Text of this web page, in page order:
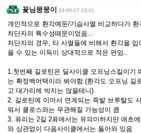
꽃님뭉뭉이 23-05-27 13:01
개인적으로 환각예둔/기습사멸 비교하다가 환
처단자의 특수성때문이었음...
처단자의 경우, 타 사멸들에 비해서 환각을
을 수 있는 이득이 상대적으로 적은 편임..
1.첫번째 길로틴은 딜사이클 오프닝스킬이기
는 확정백어택이라 봐야함.(환각도 오프닝 길
고 대가리에 박지는 않을테니)
2. 길로틴에 이어서 연계되는 즉발 브루탈도
워서 쿨로스와는 무관해질 가능성이 큼
3. 퓨리는 2길 2퓨에서는 유의미하지만 애초
와 상관없이 다음사이클에서는 돌아와 있음